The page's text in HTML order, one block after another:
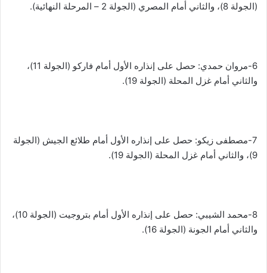
(الجولة 8)، والثاني أمام المصري (الجولة 2 – المرحلة النهائية).
6-مروان حمدي: حصل على إنذاره الأول أمام فاركو (الجولة 11)،
والثاني أمام غزل المحلة (الجولة 19).
7-مصطفى زيكو: حصل على إنذاره الأول أمام طلائع الجيش (الجولة
9)، والثاني أمام غزل المحلة (الجولة 19).
8-محمد الشيبي: حصل على إنذاره الأول أمام بتروجيت (الجولة 10)،
والثاني أمام الجونة (الجولة 16).